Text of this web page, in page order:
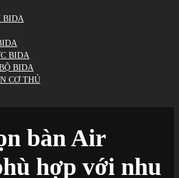
BIDA
BIDA
BIDA
CƠ THỦ
bàn Air
hợp với nhu